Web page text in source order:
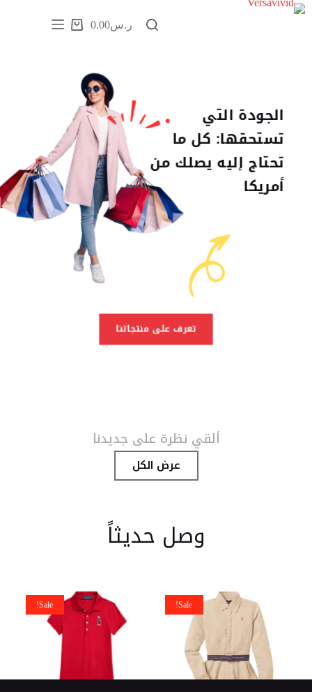
خدمة تدلل
من نحن
تواصل معنا
شحن مجاني في حال الطلب ب 700 ريال أو أكثر للشحن
الدولي + شحن مجاني مجاني في حال الطلب ب 500 ريال
أو أكثر للشحن المحلي
تعرف على منتجاتنا
إثبات إنسانيتك
Username or Email Address
Get New Password
ر.س0.00
الجودة التي
تستحقها: كل ما
تحتاج إليه يصلك من
أمريكا
تعرف على منتجاتنا
ألقي نظرة على جديدنا
عرض الكل
وصل حديثاً
Sale!
Sale!